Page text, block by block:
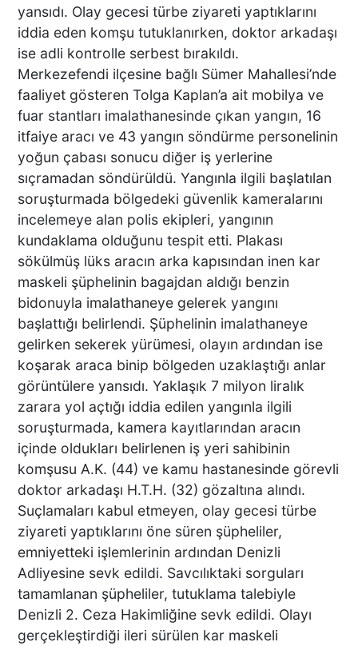
yansıdı. Olay gecesi türbe ziyareti yaptıklarını
iddia eden komşu tutuklanırken, doktor arkadaşı
ise adli kontrolle serbest bırakıldı.
Merkezefendi ilçesine bağlı Sümer Mahallesi’nde
faaliyet gösteren Tolga Kaplan’a ait mobilya ve
fuar stantları imalathanesinde çıkan yangın, 16
itfaiye aracı ve 43 yangın söndürme personelinin
yoğun çabası sonucu diğer iş yerlerine
sıçramadan söndürüldü. Yangınla ilgili başlatılan
soruşturmada bölgedeki güvenlik kameralarını
incelemeye alan polis ekipleri, yangının
kundaklama olduğunu tespit etti. Plakası
sökülmüş lüks aracın arka kapısından inen kar
maskeli şüphelinin bagajdan aldığı benzin
bidonuyla imalathaneye gelerek yangını
başlattığı belirlendi. Şüphelinin imalathaneye
gelirken sekerek yürümesi, olayın ardından ise
koşarak araca binip bölgeden uzaklaştığı anlar
görüntülere yansıdı. Yaklaşık 7 milyon liralık
zarara yol açtığı iddia edilen yangınla ilgili
soruşturmada, kamera kayıtlarından aracın
içinde oldukları belirlenen iş yeri sahibinin
komşusu A.K. (44) ve kamu hastanesinde görevli
doktor arkadaşı H.T.H. (32) gözaltına alındı.
Suçlamaları kabul etmeyen, olay gecesi türbe
ziyareti yaptıklarını öne süren şüpheliler,
emniyetteki işlemlerinin ardından Denizli
Adliyesine sevk edildi. Savcılıktaki sorguları
tamamlanan şüpheliler, tutuklama talebiyle
Denizli 2. Ceza Hakimliğine sevk edildi. Olayı
gerçekleştirdiği ileri sürülen kar maskeli